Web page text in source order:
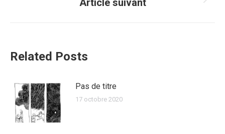
Article suivant
Related Posts
Pas de titre
17 octobre 2020